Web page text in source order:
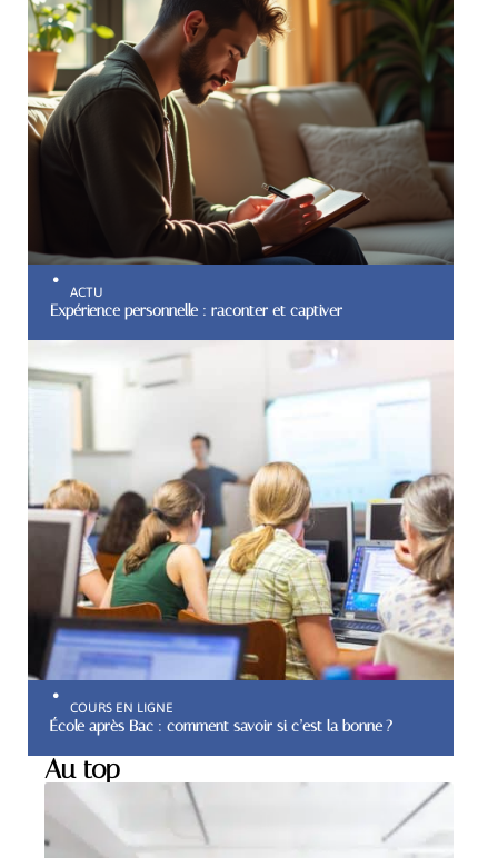
ACTU
Expérience personnelle : raconter et captiver
COURS EN LIGNE
École après Bac : comment savoir si c’est la bonne ?
Au top